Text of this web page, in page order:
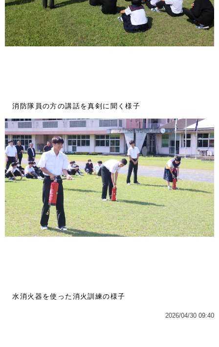
消防隊員の方の講話を真剣に聞く様子
水消火器を使った消火訓練の様子
2026/04/30 09:40